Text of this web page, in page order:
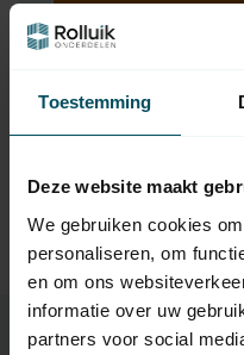
Toestemming
Deze website maakt
We gebruiken cookies
personaliseren, om
en om ons
informatie over uw
partners voor social
Vraag het de expert
Geba Losse
alpina wit
Op voorraad